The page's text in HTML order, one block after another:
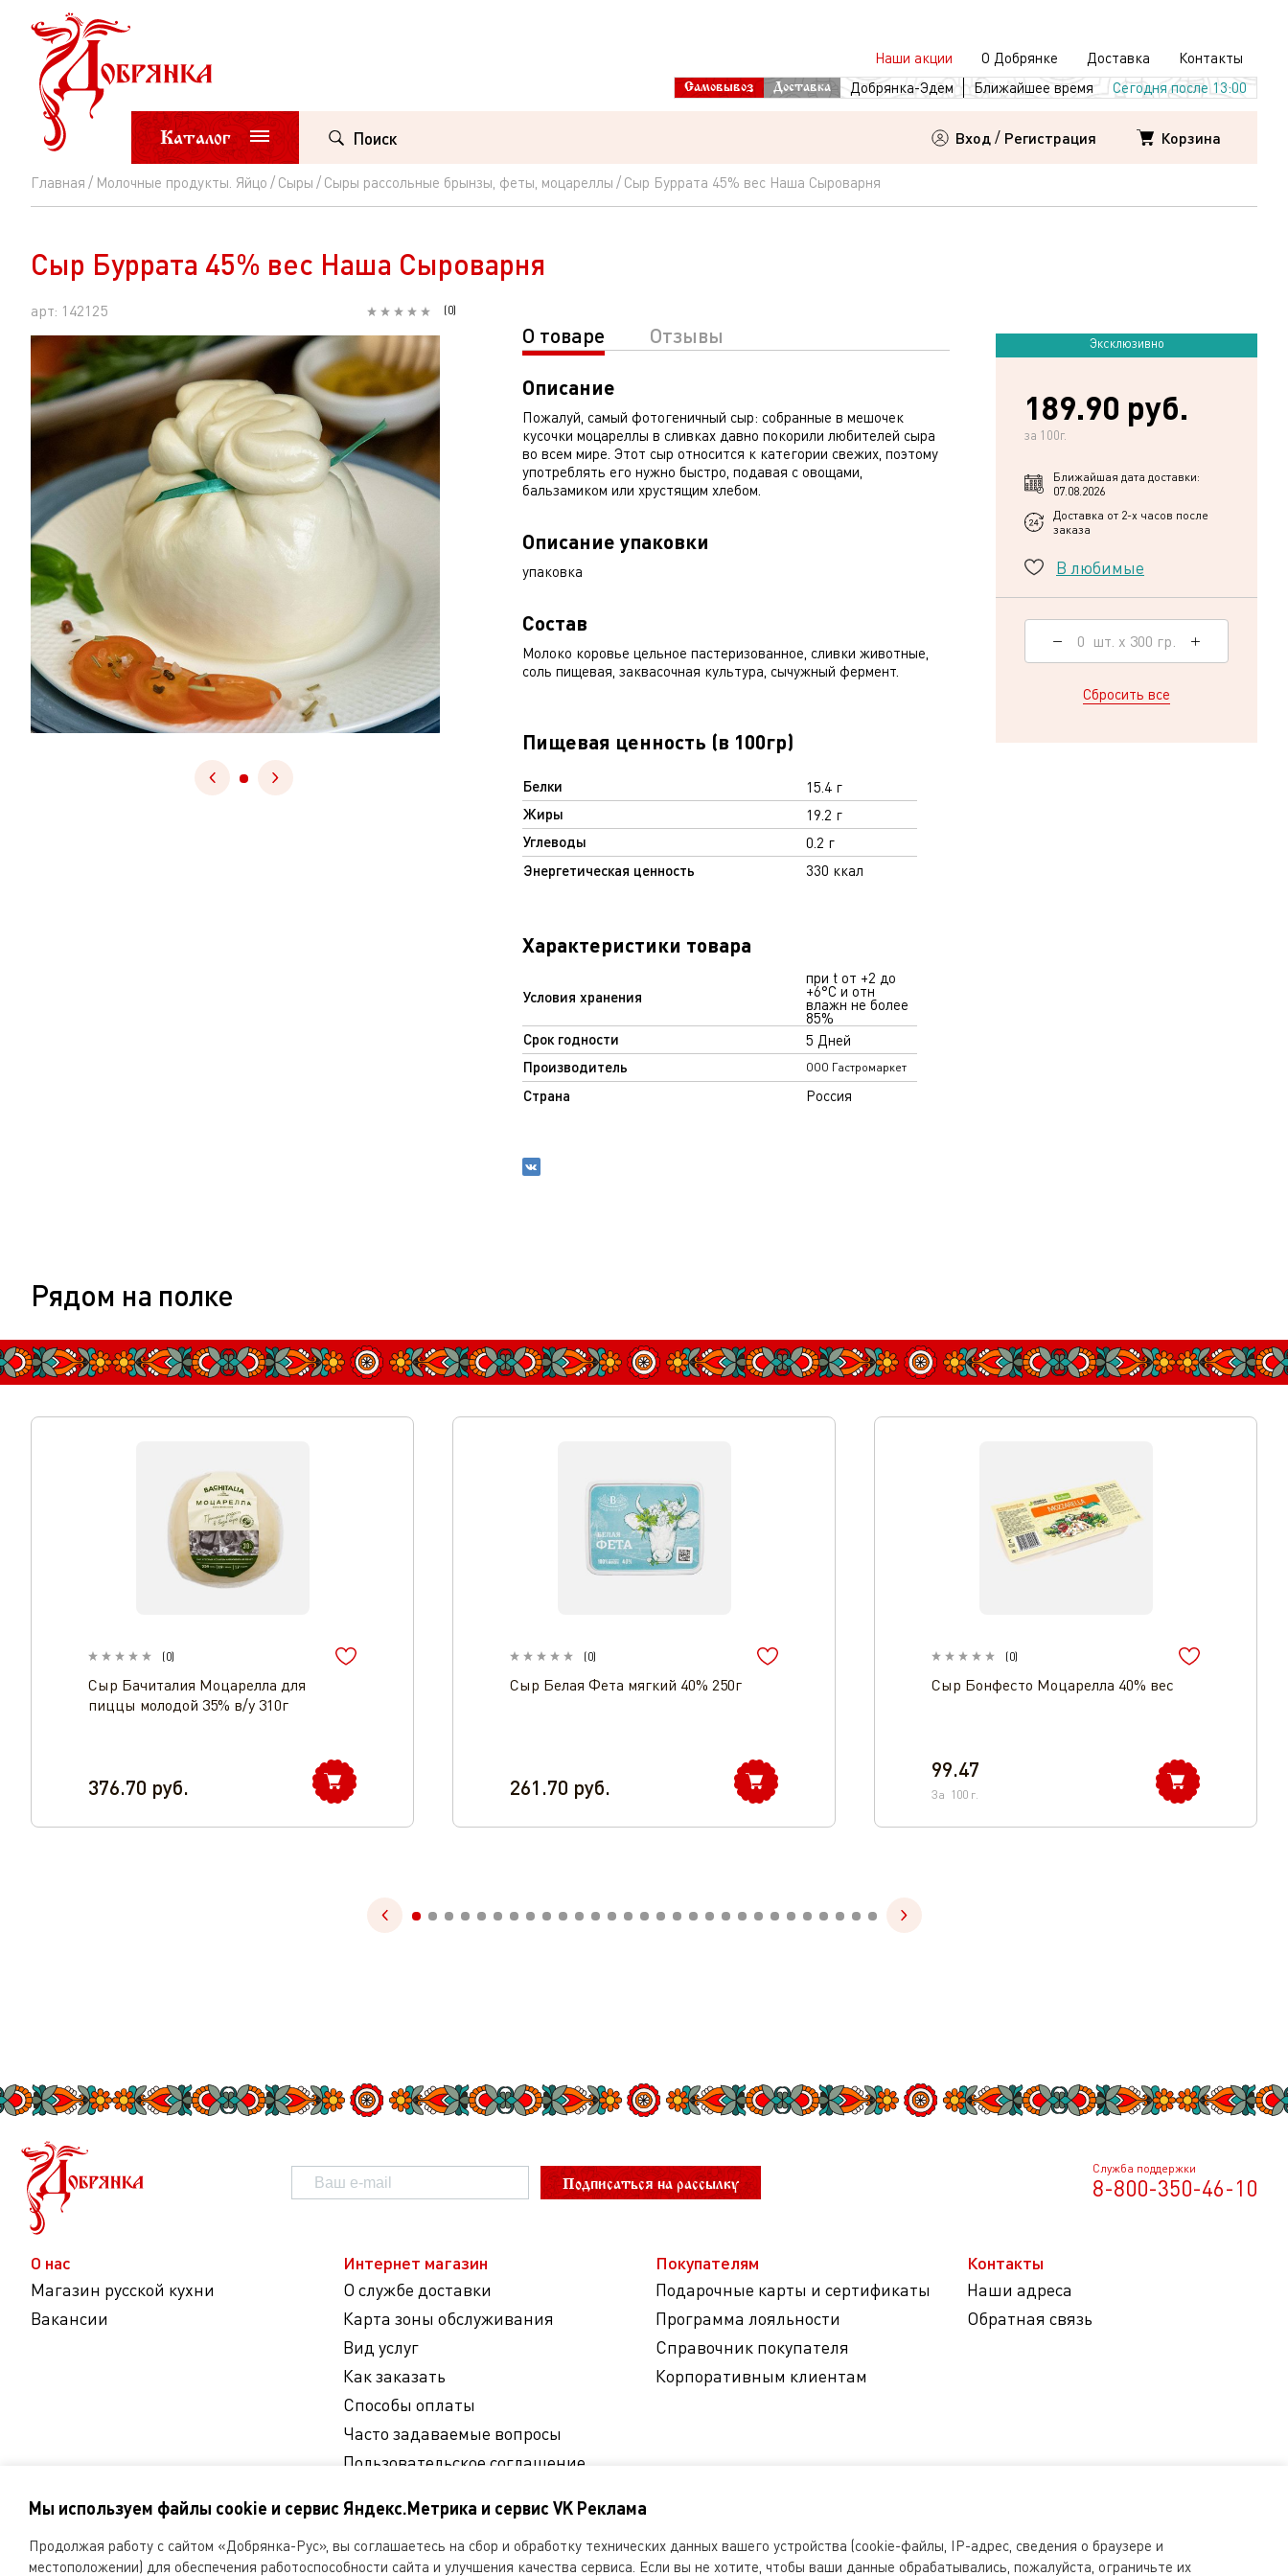
Наши акции О Добрянке Доставка Контакты
Самовывоз Доставка Добрянка-Эдем Ближайшее время Сегодня после 13:00
Каталог Поиск Вход / Регистрация Корзина
Главная Молочные продукты. Яйцо Сыры Сыры рассольные брынзы, феты, моцареллы Сыр Буррата 45% вес Наша Сыроварня
Сыр
Буррата
45%
вес
Наша
Сыроварня
Сыр Буррата 45% вес Наша Сыроварня
арт: 142125 (0)
О товаре
Отзывы
Описание
Пожалуй, самый фотогеничный сыр: собранные в мешочек
кусочки моцареллы в сливках давно покорили любителей сыра
во всем мире. Этот сыр относится к категории свежих, поэтому
употреблять его нужно быстро, подавая с овощами,
бальзамиком или хрустящим хлебом.
Описание упаковки
упаковка
Состав
Молоко коровье цельное пастеризованное, сливки животные,
соль пищевая, заквасочная культура, сычужный фермент.
Пищевая ценность (в 100гр)
Белки 15.4 г
Жиры 19.2 г
Углеводы 0.2 г
Энергетическая ценность 330 ккал
Характеристики товара
Условия хранения
при t от +2 до
+6°С и отн
влажн не более
85%
Срок годности 5 Дней
Производитель ООО Гастромаркет
Страна Россия
Эксклюзивно
189.90 руб.
за 100г.
Ближайшая дата доставки:
07.08.2026
Доставка от 2-х часов после
заказа
В любимые
0 шт. х 300 гр.
Сбросить все
Рядом на полке
(0)
Сыр Бачиталия Моцарелла для
пиццы молодой 35% в/у 310г
376.70 руб.
(0)
Сыр Белая Фета мягкий 40% 250г
261.70 руб.
(0)
Сыр Бонфесто Моцарелла 40% вес
99.47
За 100 г.
Подписаться на рассылку
Служба поддержки
8-800-350-46-10
О нас
Магазин русской кухни
Вакансии
Интернет магазин
О службе доставки
Карта зоны обслуживания
Вид услуг
Как заказать
Способы оплаты
Часто задаваемые вопросы
Пользовательское соглашение
персональных данных
Покупателям
Подарочные карты и сертификаты
Программа лояльности
Справочник покупателя
Корпоративным клиентам
Контакты
Наши адреса
Обратная связь
Мы
Мы используем файлы cookie и сервис Яндекс.Метрика и сервис VK Реклама
Продолжая работу с сайтом «Добрянка-Рус», вы соглашаетесь на сбор и обработку технических данных вашего устройства (cookie-файлы, IP-адрес, сведения о браузере и
местоположении) для обеспечения работоспособности сайта и улучшения качества сервиса. Если вы не хотите, чтобы ваши данные обрабатывались, пожалуйста, ограничьте их